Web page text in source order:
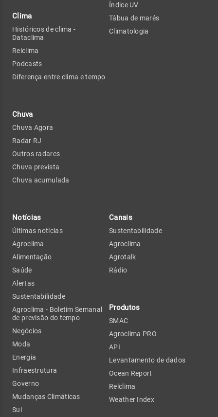
Clima
Históricos de clima -
Dataclima
Relclima
Podcasts
Diferença entre clima e tempo
Chuva
Chuva Agora
Radar RJ
Outros radares
Chuva prevista
Chuva acumulada
Índice UV
Tábua de marés
Climatologia
Notícias
Últimas notícias
Agroclima
Alimentação
Saúde
Alertas
Sustentabilidade
Agroclima - Boletim Semanal
de previsão do tempo
Negócios
Moda
Energia
Infraestrutura
Governo
Mudanças Climáticas
Sul
Canais
Sustentabilidade
Agroclima
Agrotalk
Rádio
Produtos
SMAC
Agroclima PRO
API
Levantamento de dados
Ocean Report
Relclima
Weather Index